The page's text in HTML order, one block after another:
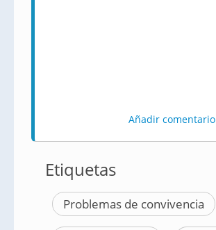
Añadir comentario
Etiquetas
Problemas de convivencia